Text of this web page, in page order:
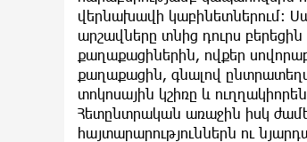
վերնախավի կաբինետներում։
արշավները տնից դուրս
քաղաքացիներին, ովքեր
քաղաքացին, գնալով
տոկոսային կշիռը և
Հետընտրական առաջին իսկ
հայտարարություններն ու